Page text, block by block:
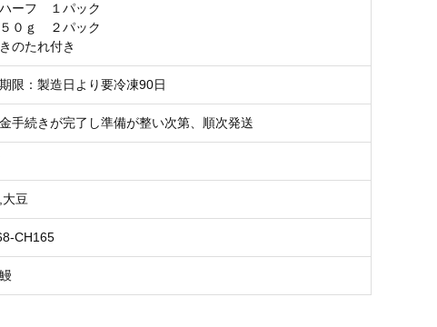
ーフ １パック
０ｇ ２パック
のたれ付き
限：製造日より要冷凍90日
手続きが完了し準備が整い次第、順次発送
豆
CH165